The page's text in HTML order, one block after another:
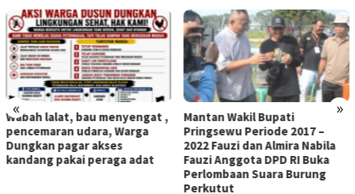
« »
Wabah lalat, bau menyengat ,
pencemaran udara, Warga
Dungkan pagar akses
kandang pakai peraga adat
Mantan Wakil Bupati
Pringsewu Periode 2017 –
2022 Fauzi dan Almira Nabila
Fauzi Anggota DPD RI Buka
Perlombaan Suara Burung
Perkutut